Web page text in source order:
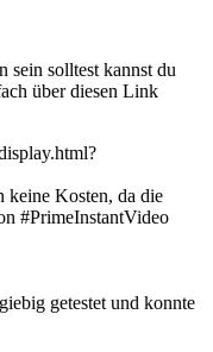
sein solltest kannst du
über diesen Link
keine Kosten, da die
#PrimeInstantVideo
getestet und konnte